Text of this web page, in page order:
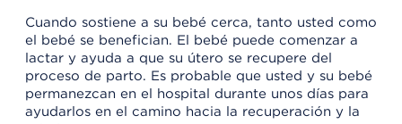
Cuando sostiene a su bebé cerca, tanto usted como
el bebé se benefician. El bebé puede comenzar a
lactar y ayuda a que su útero se recupere del
proceso de parto. Es probable que usted y su bebé
permanezcan en el hospital durante unos días para
ayudarlos en el camino hacia la recuperación y la